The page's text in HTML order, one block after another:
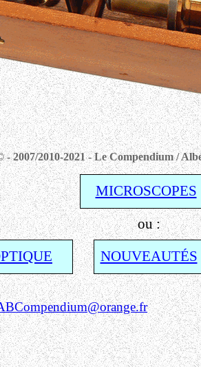
2007/2010-2021 - Le Compendium /
MICROSCOPES
ou :
NOUVEAUTÉS